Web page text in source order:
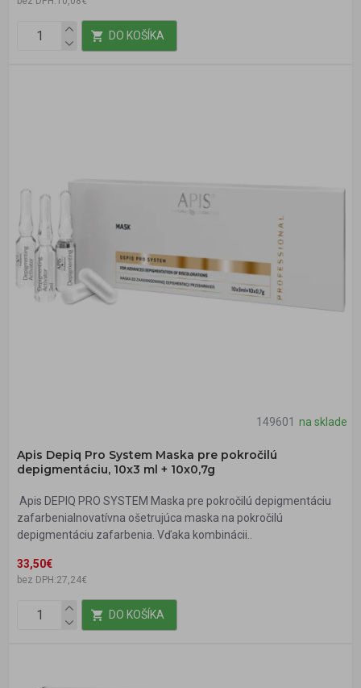
DO KOŠÍKA
149601 na sklade
Apis Depiq Pro System Maska pre pokročilú
depigmentáciu, 10x3 ml + 10x0,7g
Apis DEPIQ PRO SYSTEM Maska pre pokročilú depigmentáciu
zafarbeniaInovatívna ošetrujúca maska na pokročilú
depigmentáciu zafarbenia. Vďaka kombinácii..
33,50€
bez DPH:27,24€
DO KOŠÍKA